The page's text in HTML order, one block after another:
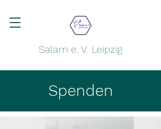
Salam e. V. Leipzig
Spenden